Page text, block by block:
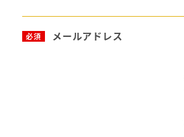
必須 メールアドレス